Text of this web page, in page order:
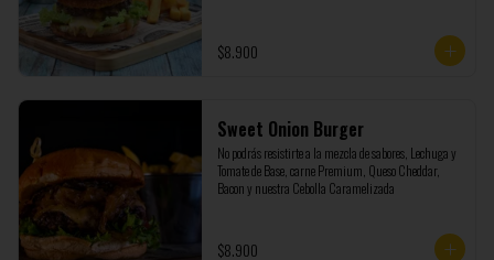
$8.900
Sweet Onion Burger
No podrás resistirte a la mezcla de sabores, Lechuga y
Tomate de Base, carne Premium, Queso Cheddar,
Bacon y nuestra Cebolla Caramelizada
$8.900